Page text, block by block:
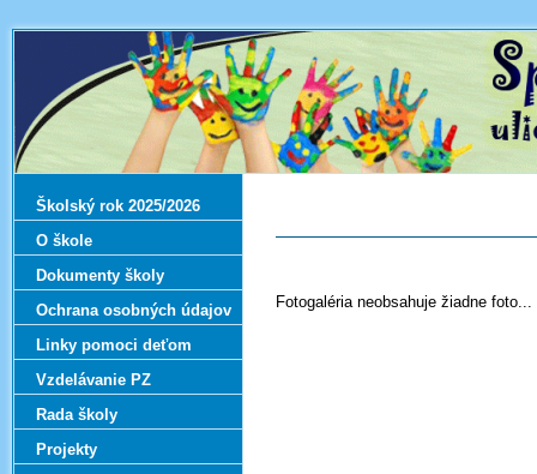
Fotogaléria neobsahuje žiadne foto...
Školský rok 2025/2026
O škole
Dokumenty školy
Ochrana osobných údajov
Linky pomoci deťom
Vzdelávanie PZ
Rada školy
Projekty